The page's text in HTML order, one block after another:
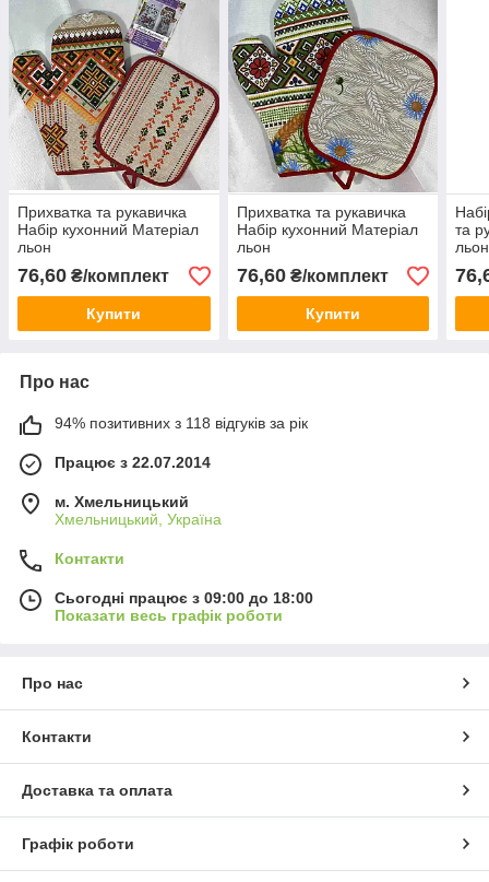
Прихватка та рукавичка
Набір кухонний Матеріал
льон
76,60 ₴/комплект
Купити
Прихватка та рукавичка
Набір кухонний Матеріал
льон
76,60₴/комплект
Купити
та
льон
Про нас
94% позитивних з 118 відгуків за рік
Працює з 22.07.2014
м. Хмельницький
Хмельницький, Україна
Контакти
Сьогодні працює з 09:00 до 18:00
Показати весь графік роботи
Про нас
Контакти
Доставка та оплата
Графік роботи